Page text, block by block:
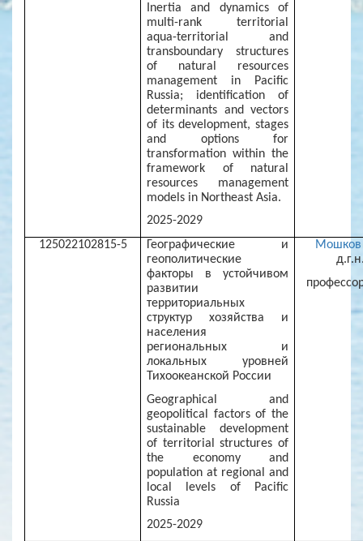
Inertia and dynamics of
multi-rank territorial
aqua-territorial and
transboundary structures
of natural resources
management in Pacific
Russia; identification of
determinants and vectors
of its development, stages
and options for
transformation within the
framework of natural
resources management
models in Northeast Asia.
2025-2029
125022102815-5
Географические и
геополитические
факторы в устойчивом
развитии
территориальных
структур хозяйства и
населения
региональных и
локальных уровней
Тихоокеанской России
Geographical and
geopolitical factors of the
sustainable development
of territorial structures of
the economy and
population at regional and
local levels of Pacific
Russia
2025-2029
Мошков